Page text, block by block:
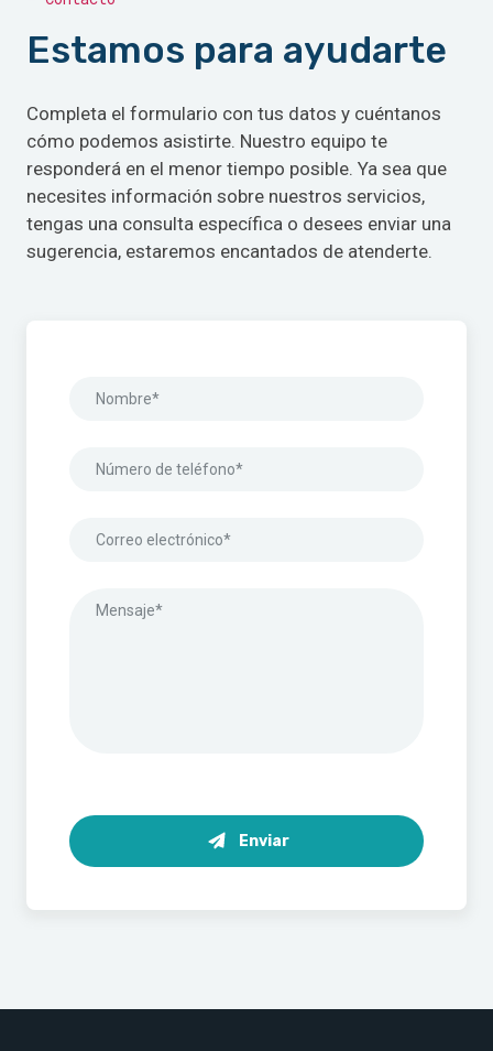
Estamos para ayudarte
Completa el formulario con tus datos y cuéntanos
cómo podemos asistirte. Nuestro equipo te
responderá en el menor tiempo posible. Ya sea que
necesites información sobre nuestros servicios,
tengas una consulta específica o desees enviar una
sugerencia, estaremos encantados de atenderte.
Enviar